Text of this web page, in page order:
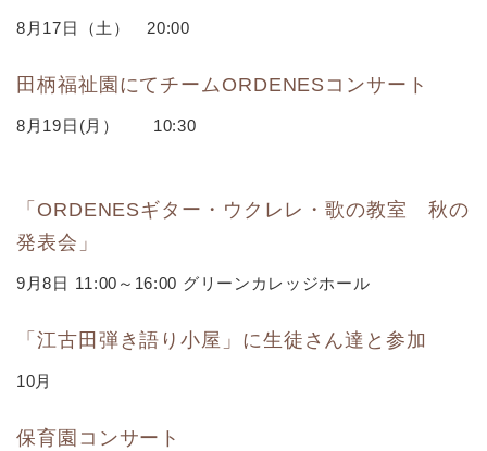
8月17日（土） 20:00
田柄福祉園にてチームORDENESコンサート
8月19日(月） 10:30
「ORDENESギター・ウクレレ・歌の教室 秋の
発表会」
9月8日 11:00～16:00 グリーンカレッジホール
「江古田弾き語り小屋」に生徒さん達と参加
10月
保育園コンサート